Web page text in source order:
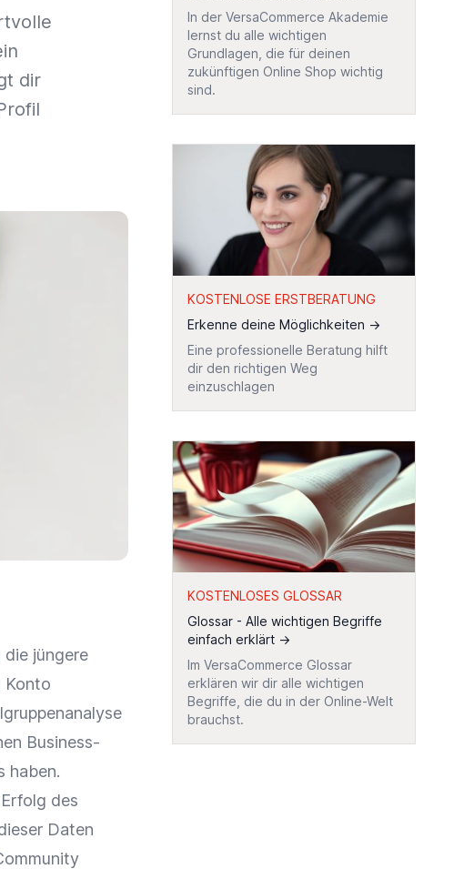
dir
jüngere
Konto
Business-
haben.
des
Daten
In der VersaCommerce Akademie
lernst du alle wichtigen
Grundlagen, die für deinen
zukünftigen Online Shop wichtig
sind.
KOSTENLOSE ERSTBERATUNG
Erkenne deine Möglichkeiten →
Eine professionelle Beratung hilft
dir den richtigen Weg
einzuschlagen
KOSTENLOSES GLOSSAR
Glossar - Alle wichtigen Begriffe
einfach erklärt →
Im VersaCommerce Glossar
erklären wir dir alle wichtigen
Begriffe, die du in der Online-Welt
brauchst.